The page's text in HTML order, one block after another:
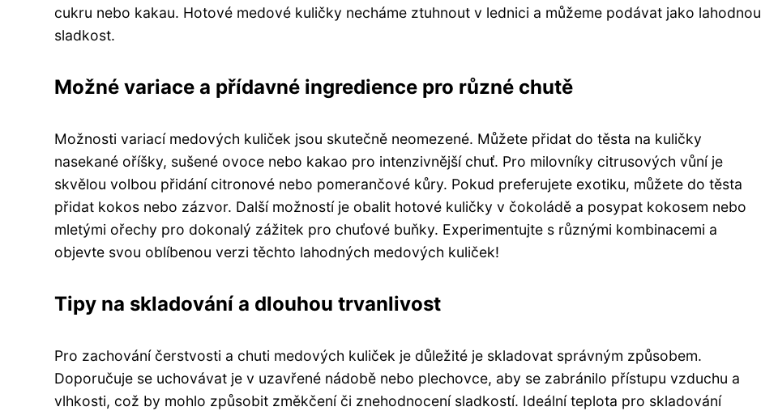
cukru nebo kakau. Hotové medové kuličky necháme ztuhnout v lednici a můžeme podávat jako lahodnou
sladkost.
Možné variace a přídavné ingredience pro různé chutě
Možnosti variací medových kuliček jsou skutečně neomezené. Můžete přidat do těsta na kuličky
nasekané oříšky, sušené ovoce nebo kakao pro intenzivnější chuť. Pro milovníky citrusových vůní je
skvělou volbou přidání citronové nebo pomerančové kůry. Pokud preferujete exotiku, můžete do těsta
přidat kokos nebo zázvor. Další možností je obalit hotové kuličky v čokoládě a posypat kokosem nebo
mletými ořechy pro dokonalý zážitek pro chuťové buňky. Experimentujte s různými kombinacemi a
objevte svou oblíbenou verzi těchto lahodných medových kuliček!
Tipy na skladování a dlouhou trvanlivost
Pro zachování čerstvosti a chuti medových kuliček je důležité je skladovat správným způsobem.
Doporučuje se uchovávat je v uzavřené nádobě nebo plechovce, aby se zabránilo přístupu vzduchu a
vlhkosti, což by mohlo způsobit změkčení či znehodnocení sladkostí. Ideální teplota pro skladování